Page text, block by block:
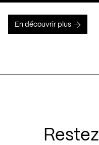
En découvrir plus